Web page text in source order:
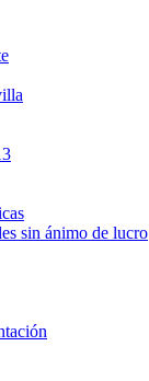
sin ánimo de lucro